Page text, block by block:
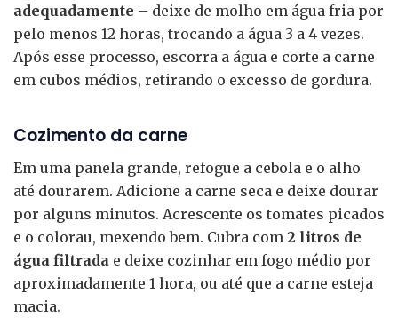
adequadamente – deixe de molho em água fria por
pelo menos 12 horas, trocando a água 3 a 4 vezes.
Após esse processo, escorra a água e corte a carne
em cubos médios, retirando o excesso de gordura.
Cozimento da carne
Em uma panela grande, refogue a cebola e o alho
até dourarem. Adicione a carne seca e deixe dourar
por alguns minutos. Acrescente os tomates picados
e o colorau, mexendo bem. Cubra com 2 litros de
água filtrada e deixe cozinhar em fogo médio por
aproximadamente 1 hora, ou até que a carne esteja
macia.